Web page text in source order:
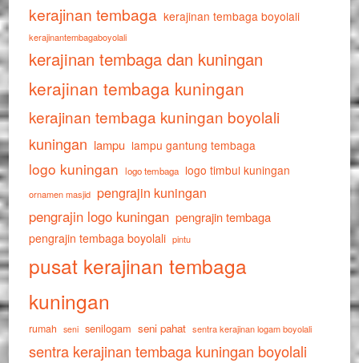
kerajinan tembaga kerajinan tembaga boyolali
kerajinantembagaboyolali
kerajinan tembaga dan kuningan
kerajinan tembaga kuningan
kerajinan tembaga kuningan boyolali
kuningan lampu lampu gantung tembaga
logo kuningan logo tembaga logo timbul kuningan
ornamen masjid pengrajin kuningan
pengrajin logo kuningan pengrajin tembaga
pengrajin tembaga boyolali pintu
pusat kerajinan tembaga
kuningan
rumah seni senilogam seni pahat sentra kerajinan logam boyolali
sentra kerajinan tembaga kuningan boyolali